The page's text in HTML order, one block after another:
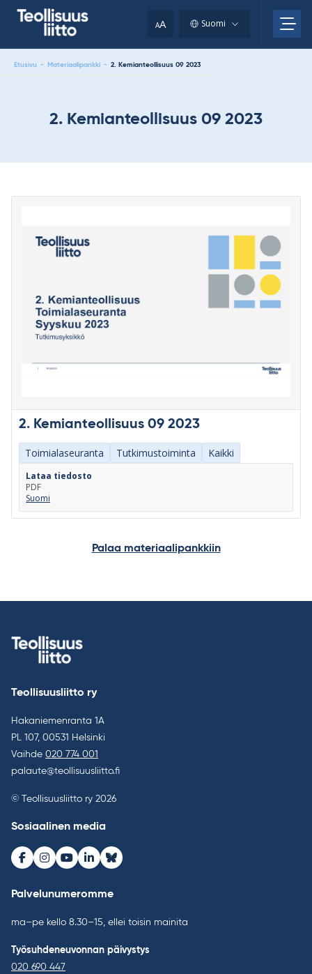
AA Suomi
Etusivu - Materiaalipankki - 2. Kemianteollisuus 09 2023
2. Kemianteollisuus 09 2023
2. Kemianteollisuus 09 2023
Toimialaseuranta Tutkimustoiminta Kaikki
Lataa tiedosto
PDF
Suomi
Palaa materiaalipankkiin
clipboard.)
Teollisuusliitto ry
Hakaniemenranta 1A
PL 107, 00531 Helsinki
Vaihde 020 774 001
palaute@teollisuusliitto.fi
© Teollisuusliitto ry 2026
Sosiaalinen media
Facebook
Instagram
Youtube
LinkedInBluesky
Palvelunumeromme
ma–pe kello 8.30–15, ellei toisin mainita
Työsuhdeneuvonnan päivystys
020 690 447